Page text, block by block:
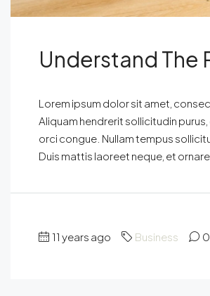
Understand The
Lorem ipsum dolor sit amet,
Aliquam hendrerit sollicitudin
orci congue. Nullam tempus
Duis mattis laoreet neque, et ornare
11 years ago Business 0